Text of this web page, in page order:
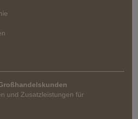
und Zusatzleistungen für